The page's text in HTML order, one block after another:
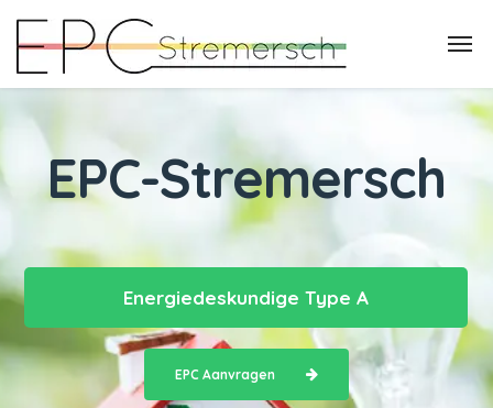
EPC-Stremersch
Energiedeskundige Type A
EPC Aanvragen